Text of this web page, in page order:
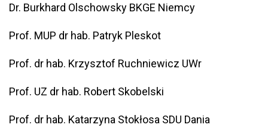
Dr. Burkhard Olschowsky BKGE Niemcy
Prof. MUP dr hab. Patryk Pleskot
Prof. dr hab. Krzysztof Ruchniewicz UWr
Prof. UZ dr hab. Robert Skobelski
Prof. dr hab. Katarzyna Stokłosa SDU Dania